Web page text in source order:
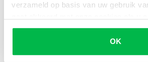
verzameld op basis van uw gebruik
gebruiken.
OK
met meer dan 500 erkende
een bod voor je auto.Ideaal als je
verkeersbelasting en
Of het nou een Volkswagen, Volvo,
merk is, voor alle soorten auto's